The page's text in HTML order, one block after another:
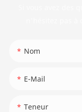
Si vous avez des
Nom
E-Mail
Teneur